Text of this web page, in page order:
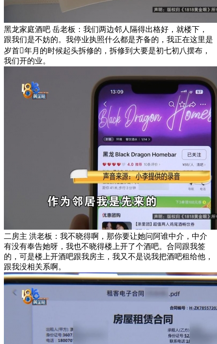
黑龙家庭酒吧 岳老板：我们两边邻人隔得出格好，就楼下，
跟我们是不妨的。我停业执照什么都是齐备的，我正在这里是
岁首年月的时候起头拆修的，拆修到大要是初七初八摆布，
我们开的业。
二房主 洪老板：我不晓得啊，那你要让她问阿谁中介，中介
有没有奉告她呀，我也不晓得楼上开了个酒吧。合同跟我签
的，可是楼上开酒吧跟我房主，我又不是说我把酒吧租给他，
跟我没相关系啊。